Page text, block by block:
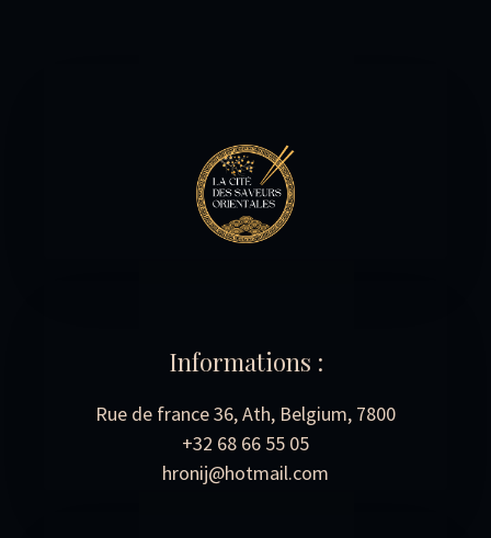
Informations :
Rue de france 36, Ath, Belgium, 7800
+32 68 66 55 05
hronij@hotmail.com